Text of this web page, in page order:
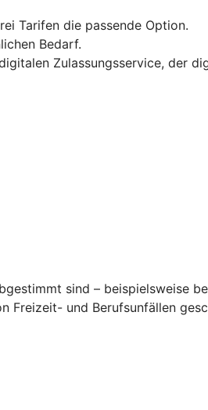
Tarifen die passende Option.
Bedarf.
Zulassungsservice, der
sind – beispielsweise
Freizeit- und Berufsunfällen